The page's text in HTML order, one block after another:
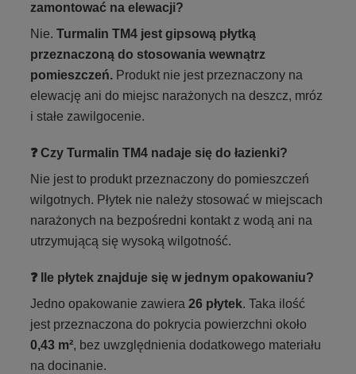
zamontować na elewacji?
Nie. Turmalin TM4 jest gipsową płytką
przeznaczoną do stosowania wewnątrz
pomieszczeń. Produkt nie jest przeznaczony na
elewację ani do miejsc narażonych na deszcz, mróz
i stałe zawilgocenie.
❓ Czy Turmalin TM4 nadaje się do łazienki?
Nie jest to produkt przeznaczony do pomieszczeń
wilgotnych. Płytek nie należy stosować w miejscach
narażonych na bezpośredni kontakt z wodą ani na
utrzymującą się wysoką wilgotność.
❓ Ile płytek znajduje się w jednym opakowaniu?
Jedno opakowanie zawiera 26 płytek. Taka ilość
jest przeznaczona do pokrycia powierzchni około
0,43 m², bez uwzględnienia dodatkowego materiału
na docinanie.